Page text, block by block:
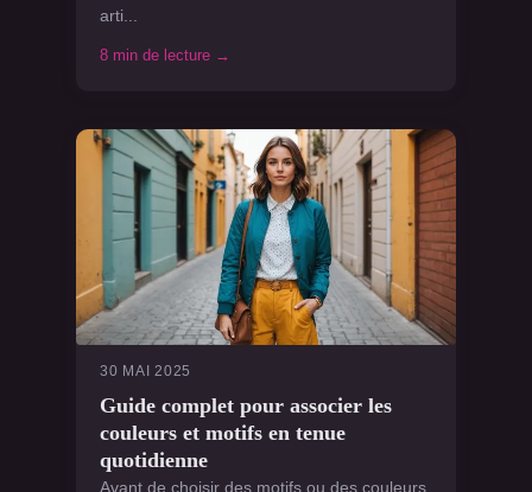
arti...
8 min de lecture →
30 MAI 2025
Guide complet pour associer les
couleurs et motifs en tenue
quotidienne
Avant de choisir des motifs ou des couleurs,